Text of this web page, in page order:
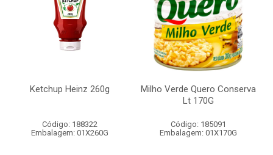
Ketchup Heinz 260g
Código: 188322
Embalagem: 01X260G
Milho Verde Quero Conserva
Lt 170G
Código: 185091
Embalagem: 01X170G